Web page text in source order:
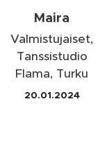
Maira
Valmistujaiset,
Tanssistudio
Flama, Turku
20.01.2024